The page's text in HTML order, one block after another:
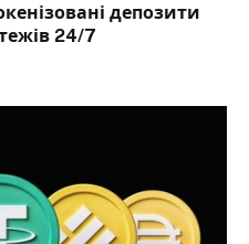
депозити
24/7